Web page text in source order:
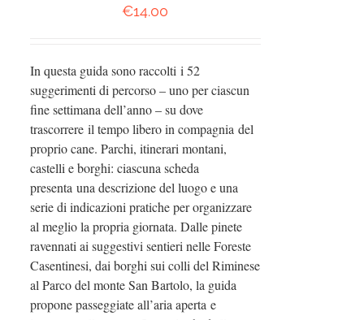
€14.00
In questa guida sono raccolti i 52
suggerimenti di percorso – uno per ciascun
fine settimana dell’anno – su dove
trascorrere il tempo libero in compagnia del
proprio cane. Parchi, itinerari montani,
castelli e borghi: ciascuna scheda
presenta una descrizione del luogo e una
serie di indicazioni pratiche per organizzare
al meglio la propria giornata. Dalle pinete
ravennati ai suggestivi sentieri nelle Foreste
Casentinesi, dai borghi sui colli del Riminese
al Parco del monte San Bartolo, la guida
propone passeggiate all’aria aperta e